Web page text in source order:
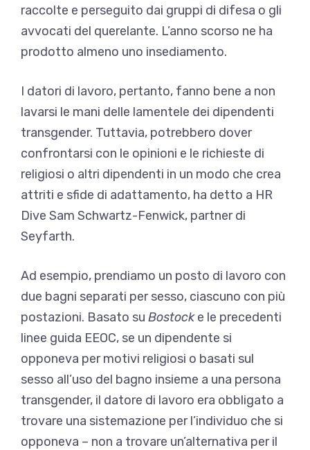
raccolte e perseguito dai gruppi di difesa o gli
avvocati del querelante. L’anno scorso ne ha
prodotto almeno uno insediamento.
I datori di lavoro, pertanto, fanno bene a non
lavarsi le mani delle lamentele dei dipendenti
transgender. Tuttavia, potrebbero dover
confrontarsi con le opinioni e le richieste di
religiosi o altri dipendenti in un modo che crea
attriti e sfide di adattamento, ha detto a HR
Dive Sam Schwartz-Fenwick, partner di
Seyfarth.
Ad esempio, prendiamo un posto di lavoro con
due bagni separati per sesso, ciascuno con più
postazioni. Basato su Bostocke le precedenti
linee guida EEOC, se un dipendente si
opponeva per motivi religiosi o basati sul
sesso all’uso del bagno insieme a una persona
transgender, il datore di lavoro era obbligato a
trovare una sistemazione per l’individuo che si
opponeva – non a trovare un’alternativa per il